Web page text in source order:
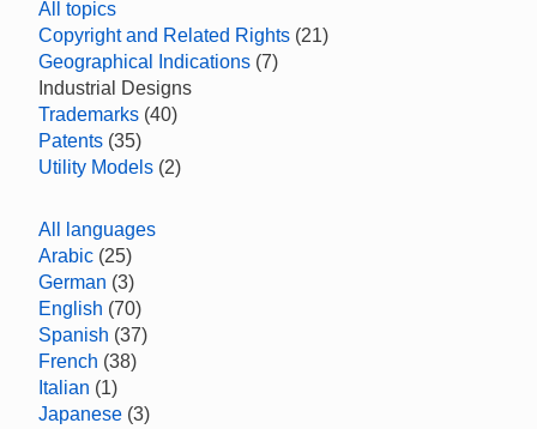
All topics
Copyright and Related Rights (21)
Geographical Indications (7)
Industrial Designs
Trademarks (40)
Patents (35)
Utility Models (2)
All languages
Arabic (25)
German (3)
English (70)
Spanish (37)
French (38)
Italian (1)
Japanese (3)